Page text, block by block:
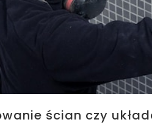
ścian czy